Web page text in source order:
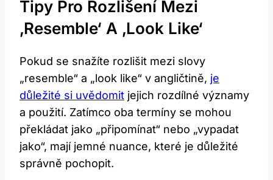
Tipy Pro Rozlišení Mezi
‚resemble‘ A ‚look Like‘
Pokud se snažíte rozlišit mezi slovy
„resemble“ a „look like“ v angličtině, je
důležité si uvědomit jejich rozdílné významy
a použití. Zatímco oba termíny se mohou
překládat jako „připomínat“ nebo „vypadat
jako“, mají jemné nuance, které je důležité
správně pochopit.